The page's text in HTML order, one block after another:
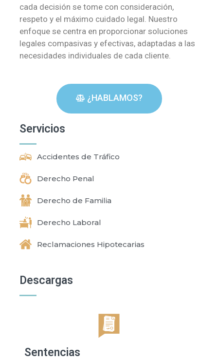
cada decisión se tome con consideración,
respeto y el máximo cuidado legal. Nuestro
enfoque se centra en proporcionar soluciones
legales compasivas y efectivas, adaptadas a las
necesidades individuales de cada cliente.
¿HABLAMOS?
Servicios
Accidentes de Tráfico
Derecho Penal
Derecho de Familia
Derecho Laboral
Reclamaciones Hipotecarias
Descargas
Sentencias